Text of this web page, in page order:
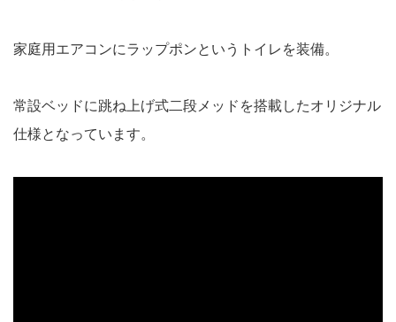
家庭用エアコンにラップポンというトイレを装備。
常設ベッドに跳ね上げ式二段メッドを搭載したオリジナル
仕様となっています。